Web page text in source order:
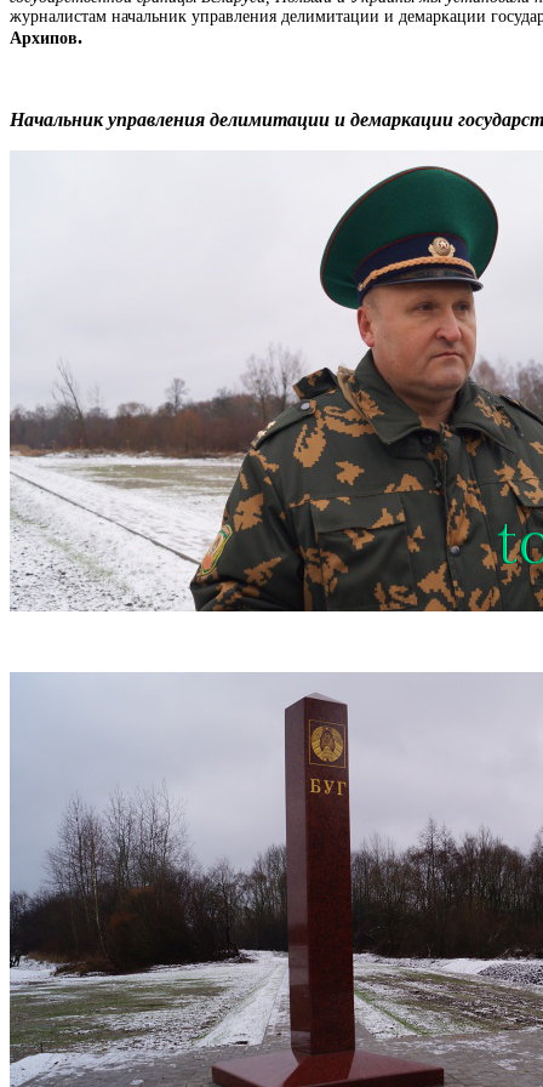
журналистам начальник управления делимитации и демаркации
Архипов.
Начальник управления делимитации и демаркации